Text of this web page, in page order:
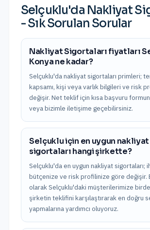
Selçuklu'da Nakliyat
- Sık Sorulan Sorular
Nakliyat Sigortaları fiyatları
Konya ne kadar?
Selçuklu'da nakliyat sigortaları primleri;
kapsamı, kişi veya varlık bilgileri ve risk
değişir. Net teklif için kısa başvuru
veya bizimle iletişime geçebilirsiniz.
Selçuklu için en uygun nakliyat
sigortaları hangi şirkette?
Selçuklu'da en uygun nakliyat sigortaları;
bütçenize ve risk profilinize göre değişir.
olarak Selçuklu'daki müşterilerimize
şirketin teklifini karşılaştırarak en doğru
yapmalarına yardımcı oluyoruz.